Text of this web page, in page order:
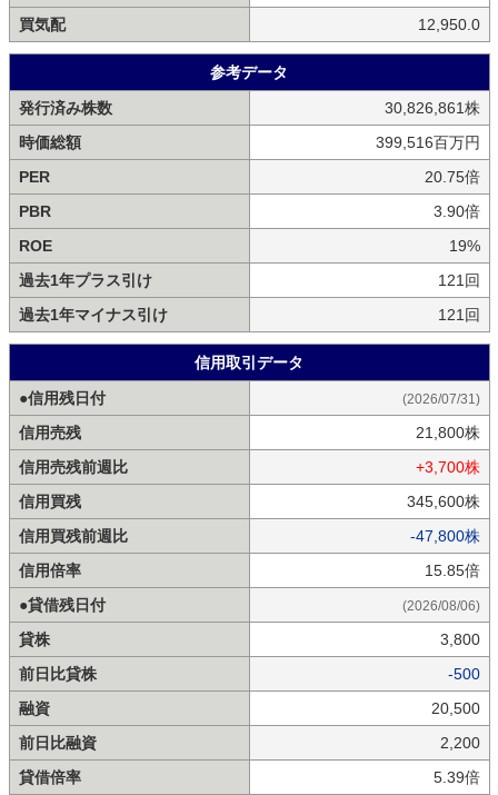
買気配
12,950.0
参考データ
発行済み株数
30,826,861株
時価総額
399,516百万円
PER
20.75倍
PBR
3.90倍
ROE
19%
過去1年プラス引け
121回
過去1年マイナス引け
121回
信用取引データ
●信用残日付
(2026/07/31)
信用売残
21,800株
信用売残前週比
+3,700株
信用買残
345,600株
信用買残前週比
-47,800株
信用倍率
15.85倍
●貸借残日付
(2026/08/06)
貸株
3,800
前日比貸株
-500
融資
20,500
前日比融資
2,200
貸借倍率
5.39倍